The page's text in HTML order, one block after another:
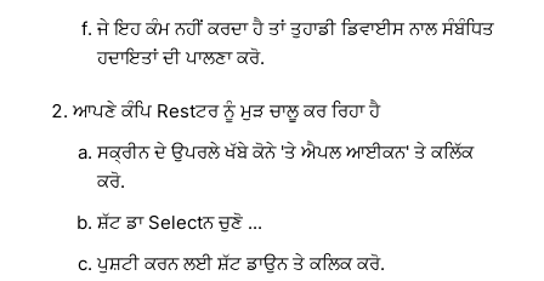
ਜੇ ਇਹ ਕੰਮ ਨਹੀਂ ਕਰਦਾ ਹੈ ਤਾਂ ਤੁਹਾਡੀ ਡਿਵਾਈਸ ਨਾਲ ਸੰਬੰਧਿਤ
ਹਦਾਇਤਾਂ ਦੀ ਪਾਲਣਾ ਕਰੋ.
ਆਪਣੇ ਕੰਪਿ Restਟਰ ਨੂੰ ਮੁੜ ਚਾਲੂ ਕਰ ਰਿਹਾ ਹੈ
ਸਕ੍ਰੀਨ ਦੇ ਉਪਰਲੇ ਖੱਬੇ ਕੋਨੇ 'ਤੇ ਐਪਲ ਆਈਕਨ' ਤੇ ਕਲਿੱਕ
ਕਰੋ.
ਸ਼ੱਟ ਡਾ Selectਨ ਚੁਣੋ ...
ਪੁਸ਼ਟੀ ਕਰਨ ਲਈ ਸ਼ੱਟ ਡਾਉਨ ਤੇ ਕਲਿਕ ਕਰੋ.